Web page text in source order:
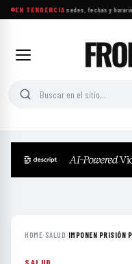
EN TENDENCIA
UNAM da a conocer sedes, fechas y
HOME› SALUD› IMPONEN PRISIÓN
SALUD